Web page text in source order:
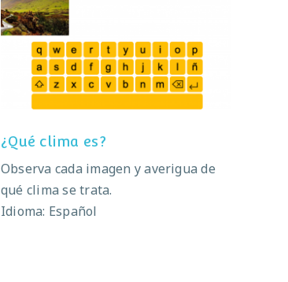
¿Qué clima es?
Observa cada imagen y averigua de
qué clima se trata.
Idioma: Español